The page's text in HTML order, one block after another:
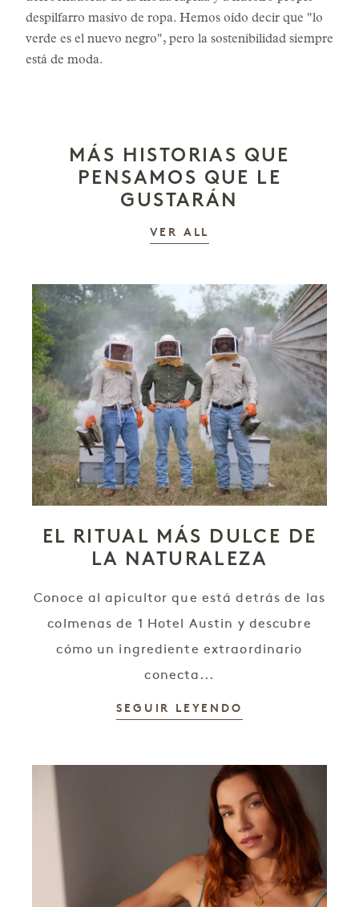
despilfarro masivo de ropa. Hemos oído decir que "lo
verde es el nuevo negro", pero la sostenibilidad siempre
está de moda.
MÁS HISTORIAS QUE
PENSAMOS QUE LE
GUSTARÁN
VER ALL
EL RITUAL MÁS DULCE DE
LA NATURALEZA
Conoce al apicultor que está detrás de las
colmenas de 1 Hotel Austin y descubre
cómo un ingrediente extraordinario
conecta...
SEGUIR LEYENDO